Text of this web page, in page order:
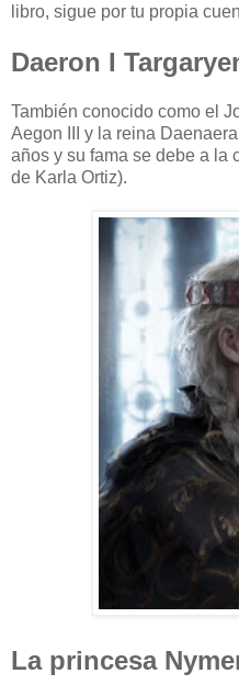
libro, sigue por tu propia
Daeron I
También conocido como el
Aegon III y la reina
años y su fama se debe a la
de Karla Ortiz).
La princesa